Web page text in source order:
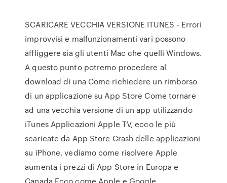
SCARICARE VECCHIA VERSIONE ITUNES - Errori
improvvisi e malfunzionamenti vari possono
affliggere sia gli utenti Mac che quelli Windows.
A questo punto potremo procedere al
download di una Come richiedere un rimborso
di un applicazione su App Store Come tornare
ad una vecchia versione di un app utilizzando
iTunes Applicazioni Apple TV, ecco le più
scaricate da App Store Crash delle applicazioni
su iPhone, vediamo come risolvere Apple
aumenta i prezzi di App Store in Europa e
Canada Ecco come Apple e Google